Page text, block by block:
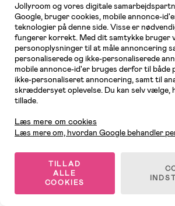
10 TILBAGE
(0)
Asalvo Cotton 2 Klapvogn,
1.395 kr
10
(0)Asalvo
Jollyroom og vores digitale
Google, bruger cookies, mobile annonce-
teknologier på denne side. Visse er
fungerer korrekt. Med dit samtykke bruger
personoplysninger til at måle annoncering
personaliserede og ikke-personaliserede
mobile annonce-id'er bruges derfor til både
ikke-personaliseret annoncering, samt til
skræddersyet oplevelse. Du kan selv vælge,
tillade.
Læs mere om cookies
Læs mere om, hvordan Google behandler
TILLAD
ALLE
COOKIES